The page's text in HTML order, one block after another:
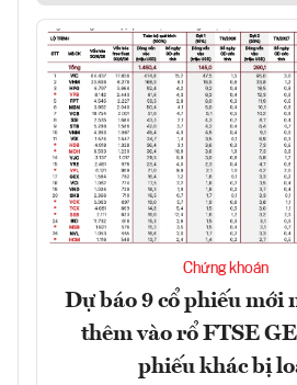
Chứng khoán
Dự báo 9 cổ phiếu mới
thêm vào rổ FTSE
phiếu khác bị